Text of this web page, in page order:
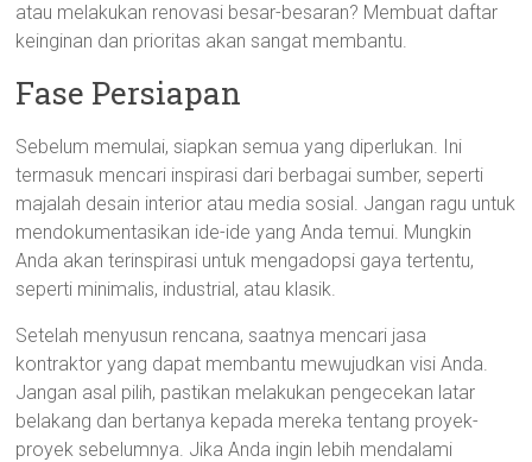
atau melakukan renovasi besar-besaran? Membuat daftar
keinginan dan prioritas akan sangat membantu.
Fase Persiapan
Sebelum memulai, siapkan semua yang diperlukan. Ini
termasuk mencari inspirasi dari berbagai sumber, seperti
majalah desain interior atau media sosial. Jangan ragu untuk
mendokumentasikan ide-ide yang Anda temui. Mungkin
Anda akan terinspirasi untuk mengadopsi gaya tertentu,
seperti minimalis, industrial, atau klasik.
Setelah menyusun rencana, saatnya mencari jasa
kontraktor yang dapat membantu mewujudkan visi Anda.
Jangan asal pilih, pastikan melakukan pengecekan latar
belakang dan bertanya kepada mereka tentang proyek-
proyek sebelumnya. Jika Anda ingin lebih mendalami